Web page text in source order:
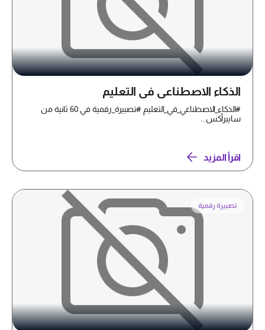
الذكاء الاصطناعي في التعليم
#الذكاء_الاصطناعي_في_التعليم #تصبيرة_رقمية في 60 ثانية من
سايبرأكس...
اقرأ المزيد
تصبيرة رقمية